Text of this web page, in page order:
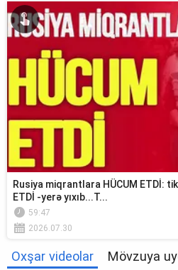
Rusiya miqrantlara HÜCUM ETDİ:
ETDİ -yerə yıxıb...T...
59:47
2026.07.30
Oxşar videolar Mövzuya